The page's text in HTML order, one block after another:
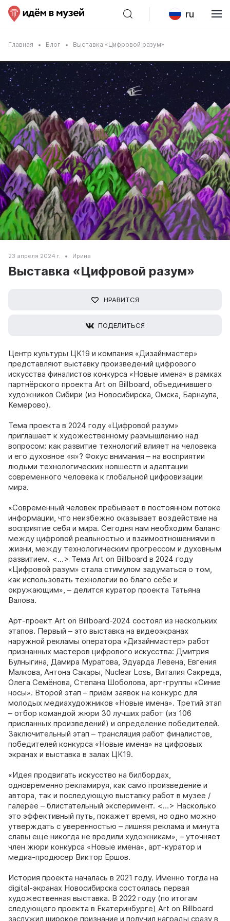
ru
Главная Блог Выставка «Цифровой разум»
23 апреля 2024 г. Ирина
Выставка «Цифровой разум»
НРАВИТСЯ
ПОДЕЛИТЬСЯ
Центр культуры ЦК19 и компания «Дизайнмастер»
представляют выставку произведений цифрового
искусства финалистов конкурса «Новые имена» в рамках
партнёрского проекта Art on Billboard, объединившего
художников Сибири (из Новосибирска, Омска, Барнаула,
Кемерово).
Тема проекта в 2024 году «Цифровой разум»
приглашает к художественному размышлению над
вопросом: как развитие технологий влияет на человека
и его духовное «я»? Фокус внимания – на восприятии
людьми технологических новшеств и адаптации
современного человека к глобальной цифровизации
мира.
«Современный человек пребывает в постоянном потоке
информации, что неизбежно оказывает воздействие на
восприятие себя и мира. Сегодня нам необходим баланс
между цифровой реальностью и взаимоотношениями в
жизни, между технологическим прогрессом и духовным
развитием. <…> Тема Art on Billboard в 2024 году
«Цифровой разум» стала стимулом задуматься о том,
как использовать технологии во благо себе и
окружающим», – делится куратор проекта Татьяна
Валова.
Арт-проект Art on Billboard-2024 состоял из нескольких
этапов. Первый – это выставка на видеоэкранах
наружной рекламы оператора «Дизайнмастер» работ
признанных мастеров цифрового искусства: Дмитрия
Булныгина, Дамира Муратова, Эдуарда Левена, Евгения
Малкова, Антона Сакары, Nuclear Losь, Виталия Сакреда,
Олега Семёнова, Степана Шоболова, арт-группы «Синие
носы». Второй этап – приём заявок на конкурс для
молодых медиахудожников «Новые имена». Третий этап
– отбор командой жюри 30 лучших работ (из 106
присланных произведений) и определение победителей.
Заключительный этап – трансляция работ финалистов,
победителей конкурса «Новые имена» на цифровых
экранах и выставка в залах ЦК19.
«Идея продвигать искусство на билбордах,
одновременно рекламируя, как само произведение и
автора, так и последующую выставку работ в музее /
галерее – блистательный эксперимент. <…> Насколько
это эффективный путь, покажет время, но одно можно
утверждать с уверенностью – лишняя реклама и минута
славы ещё никогда не вредили художникам», – уточняет
член жюри конкурса «Новые имена», арт-куратор и
медиа-продюсер Виктор Ершов.
История проекта началась в 2021 году. Именно тогда на
digital-экранах Новосибирска состоялась первая
художественная выставка. В 2022 году (по итогам
следующего проекта в Екатеринбурге) Art on Billboard
заслужил широкое признание и получил награды сразу в